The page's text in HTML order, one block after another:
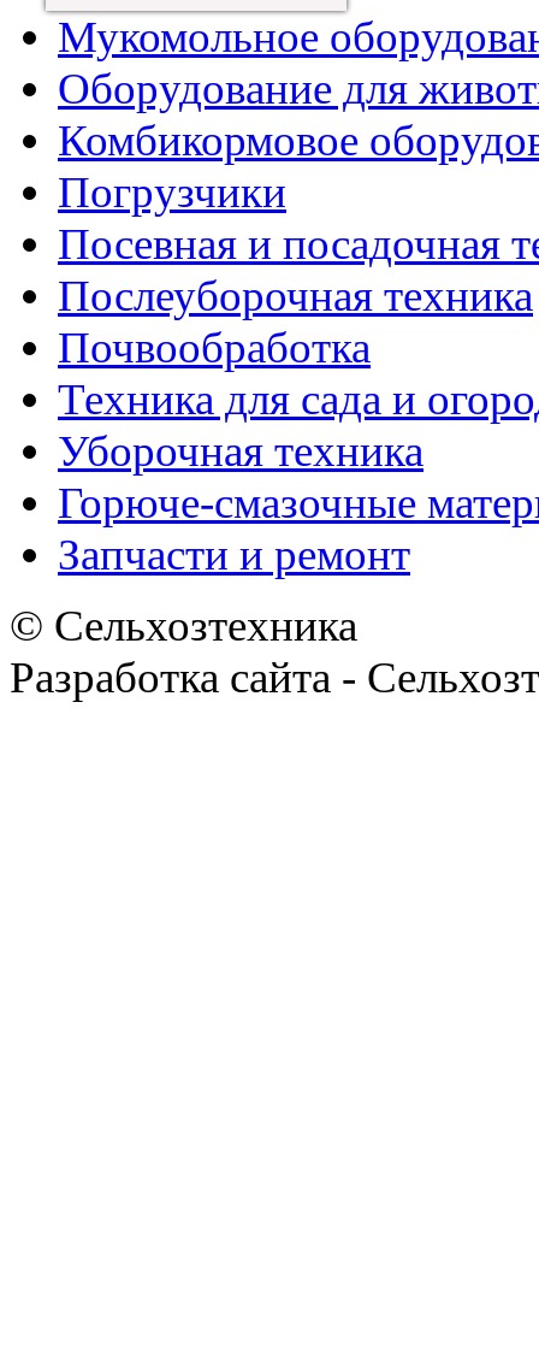
Мукомольное
Оборудование для
Комбикормовое
Погрузчики
Посевная и посадочная
Послеуборочная техника
Почвообработка
Техника для сада и
Уборочная техника
Горюче-смазочные
Запчасти и ремонт
© Сельхозтехника
Разработка сайта -